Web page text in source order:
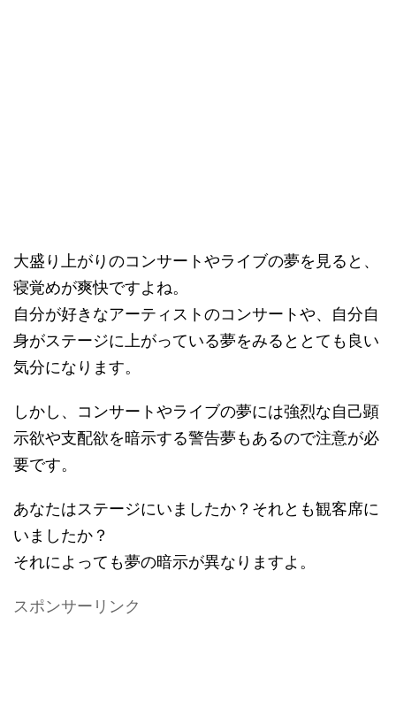
大盛り上がりのコンサートやライブの夢を見ると、
寝覚めが爽快ですよね。
自分が好きなアーティストのコンサートや、自分自
身がステージに上がっている夢をみるととても良い
気分になります。
しかし、コンサートやライブの夢には強烈な自己顕
示欲や支配欲を暗示する警告夢もあるので注意が必
要です。
あなたはステージにいましたか？それとも観客席に
いましたか？
それによっても夢の暗示が異なりますよ。
スポンサーリンク